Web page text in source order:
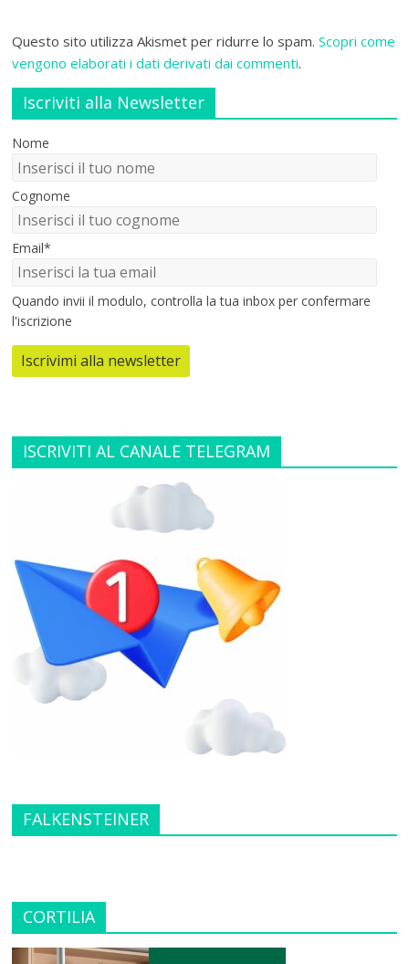
Questo sito utilizza Akismet per ridurre lo spam.Scopri come
vengono elaborati i dati derivati dai commenti.
Iscriviti alla Newsletter
Nome
Cognome
Email*
Quando invii il modulo, controlla la tua inbox per confermare
l'iscrizione
Iscrivimi alla newsletter
ISCRIVITI AL CANALE TELEGRAM
FALKENSTEINER
CORTILIA